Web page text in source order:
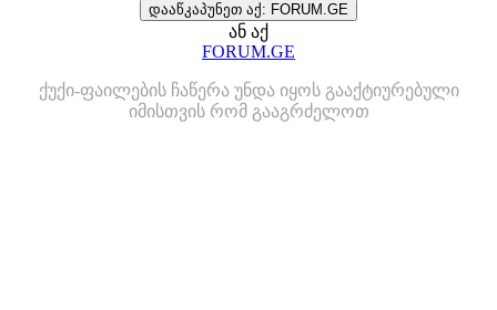
დააწკაპუნეთ აქ: FORUM.GE
ან აქ
FORUM.GE
ქუქი-ფაილების ჩაწერა უნდა იყოს გააქტიურებული
იმისთვის რომ გააგრძელოთ